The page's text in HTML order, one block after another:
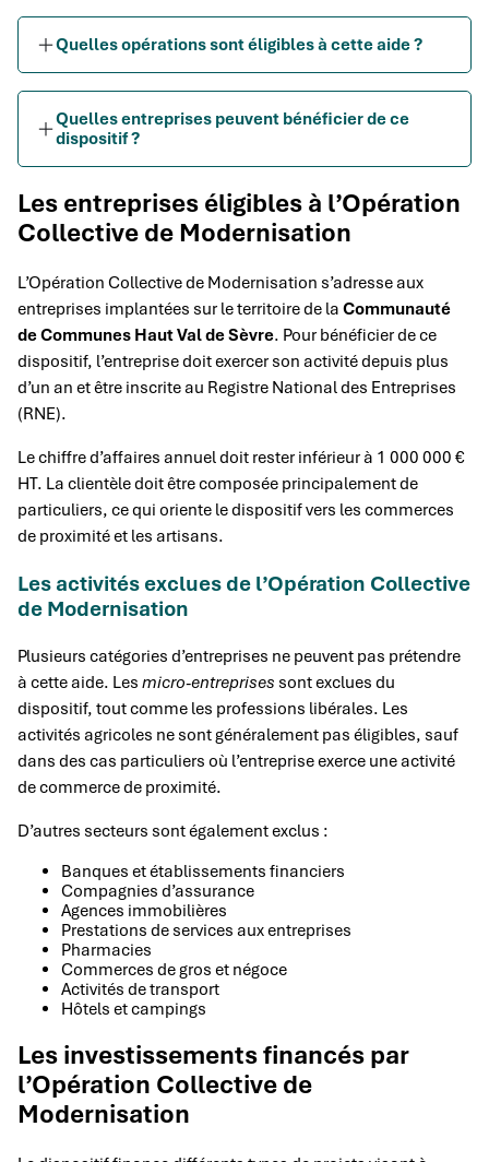
Quelles opérations sont éligibles à cette aide ?
Quelles entreprises peuvent bénéficier de ce
dispositif ?
Les entreprises éligibles à l’Opération
Collective de Modernisation
L’Opération Collective de Modernisation s’adresse aux
entreprises implantées sur le territoire de la Communauté
de Communes Haut Val de Sèvre. Pour bénéficier de ce
dispositif, l’entreprise doit exercer son activité depuis plus
d’un an et être inscrite au Registre National des Entreprises
(RNE).
Le chiffre d’affaires annuel doit rester inférieur à 1 000 000 €
HT. La clientèle doit être composée principalement de
particuliers, ce qui oriente le dispositif vers les commerces
de proximité et les artisans.
Les activités exclues de l’Opération Collective
de Modernisation
Plusieurs catégories d’entreprises ne peuvent pas prétendre
à cette aide. Les micro-entreprises sont exclues du
dispositif, tout comme les professions libérales. Les
activités agricoles ne sont généralement pas éligibles, sauf
dans des cas particuliers où l’entreprise exerce une activité
de commerce de proximité.
D’autres secteurs sont également exclus :
Banques et établissements financiers
Compagnies d’assurance
Agences immobilières
Prestations de services aux entreprises
Pharmacies
Commerces de gros et négoce
Activités de transport
Hôtels et campings
Les investissements financés par
l’Opération Collective de
Modernisation